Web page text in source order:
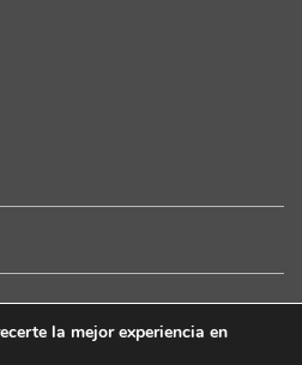
la mejor experiencia en